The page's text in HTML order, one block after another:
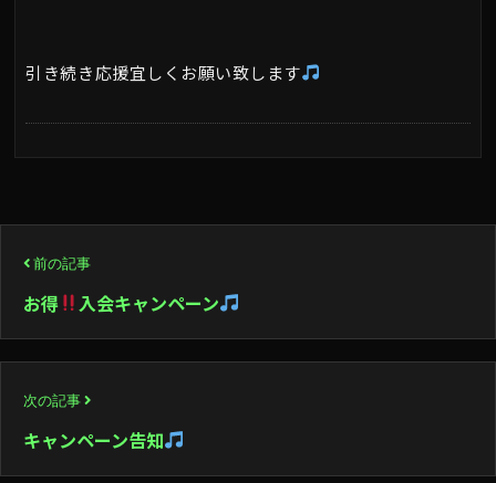
引き続き応援宜しくお願い致します
稿
ナ
ビ
ゲ
ー
前の記事
お得 入会キャンペーン
次の記事
キャンペーン告知